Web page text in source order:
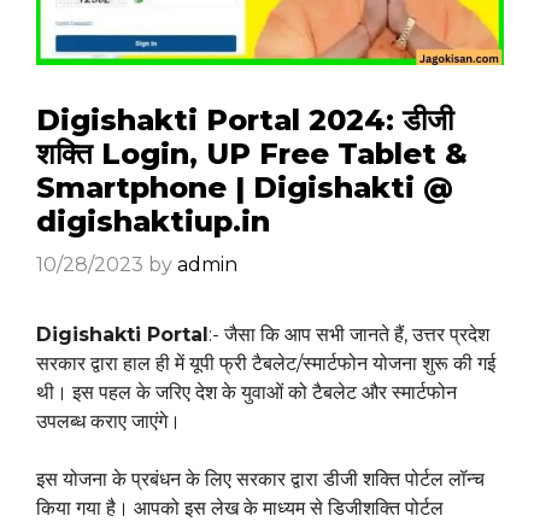
Digishakti Portal 2024: डीजी
शक्ति Login, UP Free Tablet &
Smartphone | Digishakti @
digishaktiup.in
10/28/2023 by admin
Digishakti Portal :- जैसा कि आप सभी जानते हैं, उत्तर प्रदेश
सरकार द्वारा हाल ही में यूपी फ्री टैबलेट/स्मार्टफोन योजना शुरू की गई
थी। इस पहल के जरिए देश के युवाओं को टैबलेट और स्मार्टफोन
उपलब्ध कराए जाएंगे।
इस योजना के प्रबंधन के लिए सरकार द्वारा डीजी शक्ति पोर्टल लॉन्च
किया गया है। आपको इस लेख के माध्यम से डिजीशक्ति पोर्टल